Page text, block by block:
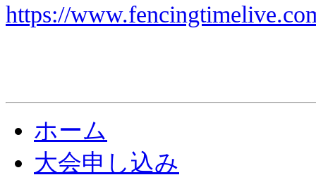
https://
ホーム
大会申し込み